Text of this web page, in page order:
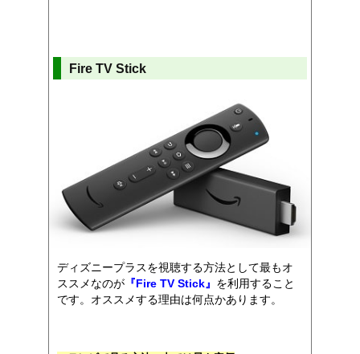
Fire TV Stick
ディズニープラスを視聴する方法として最もオ
ススメなのが 『Fire TV Stick』 を利用すること
です。オススメする理由は何点かあります。